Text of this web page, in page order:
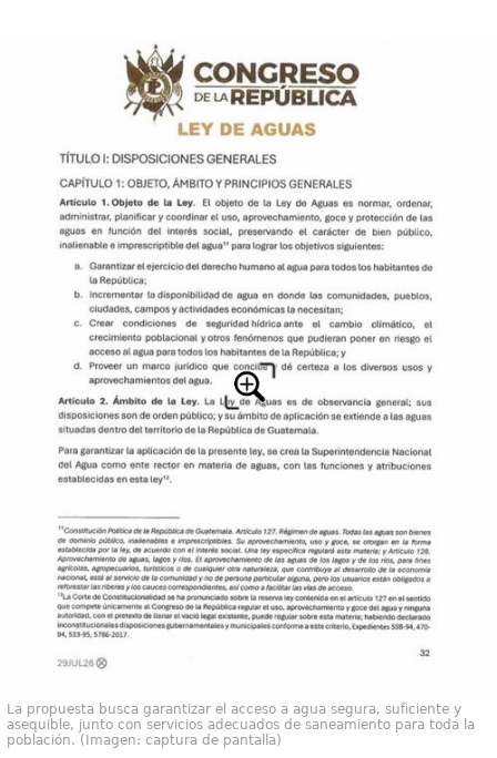
La propuesta busca garantizar el acceso a agua segura, suficiente y
asequible, junto con servicios adecuados de saneamiento para toda la
población. (Imagen: captura de pantalla)